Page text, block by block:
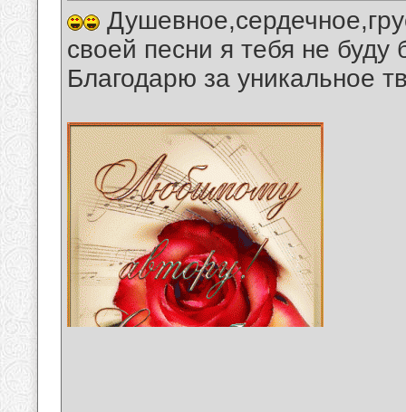
своей песни я тебя не
Благодарю за уникальное